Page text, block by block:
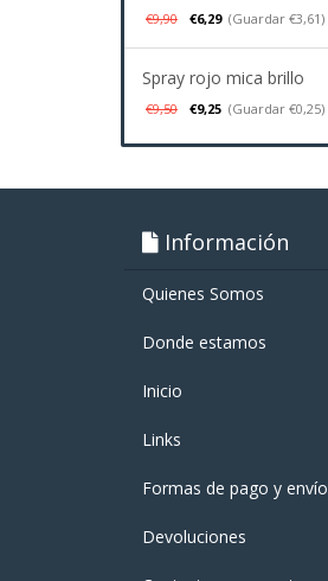
€9,90 €6,29 (Guardar €3,61)
Spray rojo mica brillo
€9,50 €9,25 (Guardar €0,25)
Información
Quienes Somos
Donde estamos
Inicio
Links
Formas de pago y enví­o
Devoluciones